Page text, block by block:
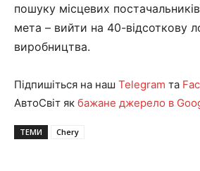
пошуку місцевих
мета – вийти на 40-відсоткову
виробництва.
Підпишіться на наш Telegram та
АвтоСвіт як бажане джерело в
ТЕМИ Chery